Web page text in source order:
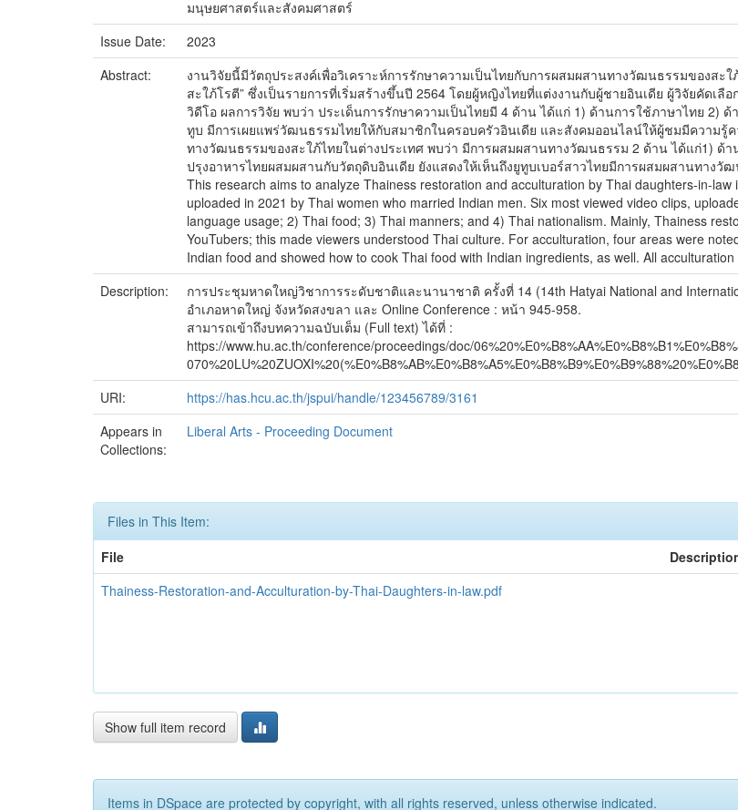
มนุษยศาสตร์และสังคมศาสตร์
Issue Date:
2023
Abstract:
งานวิจัยนี้มีวัตถุประสงค์เพื่อวิเคราะห์การรักษาความเป็นไทยกับการผสมผสานทางวัฒนธรรมของสะ
สะใภ้โรตี” ซึ่งเป็นรายการที่เริ่มสร้างขึ้นปี 2564 โดยผู้หญิงไทยที่แต่งงานกับผู้ชายอินเดีย ผู้วิจัยคัด
วิดีโอ ผลการวิจัย พบว่า ประเด็นการรักษาความเป็นไทยมี 4 ด้าน ได้แก่ 1) ด้านการใช้ภาษาไทย 2)
ทูบ มีการเผยแพร่วัฒนธรรมไทยให้กับสมาชิกในครอบครัวอินเดีย และสังคมออนไลน์ให้ผู้ชมมีความรู้
ทางวัฒนธรรมของสะใภ้ไทยในต่างประเทศ พบว่า มีการผสมผสานทางวัฒนธรรม 2 ด้าน ได้แก่1) ด้
ปรุงอาหารไทยผสมผสานกับวัตถุดิบอินเดีย ยังแสดงให้เห็นถึงยูทูบเบอร์สาวไทยมีการผสมผสานทางวั
This research aims to analyze Thainess restoration and acculturation by Thai daughters-in-
uploaded in 2021 by Thai women who married Indian men. Six most viewed video clips,
language usage; 2) Thai food; 3) Thai manners; and 4) Thai nationalism. Mainly, Thainess
YouTubers; this made viewers understood Thai culture. For acculturation, four areas were
Indian food and showed how to cook Thai food with Indian ingredients, as well. All
Description:
การประชุมหาดใหญ่วิชาการระดับชาติและนานาชาติ ครั้งที่ 14 (14th Hatyai National and
อำเภอหาดใหญ่ จังหวัดสงขลา และ Online Conference : หน้า 945-958.
สามารถเข้าถึงบทความฉบับเต็ม (Full text) ได้ที่ :
https://www.hu.ac.th/conference/proceedings/doc/
URI:
https://has.hcu.ac.th/jspui/handle/123456789/3161
Appears in
Collections:
Liberal Arts - Proceeding Document
Files in This Item:
File
Thainess-Restoration-and-Acculturation-by-Thai-Daughters-in-law.pdf
Show full item record
Items in DSpace are protected by copyright, with all rights reserved, unless otherwise indicated.